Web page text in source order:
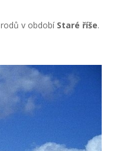
v období Staré říše.